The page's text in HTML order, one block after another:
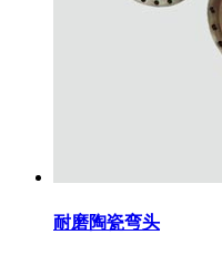
耐磨陶瓷弯头